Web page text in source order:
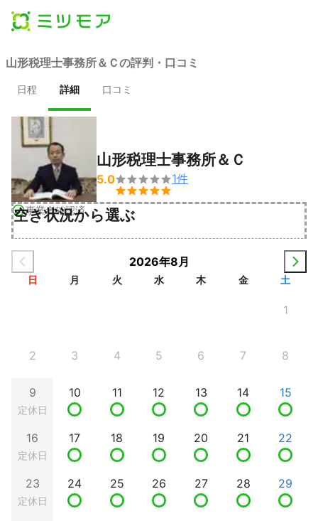
山形税理士事務所＆Ｃの評判・口コミ
日程 詳細 口コミ
事業者確認済
山形税理士事務所＆Ｃ
5.0

1件
空き状況から選ぶ
2026年8月
日 月 火 水 木 金 土
1
2 3 4 5 6 7 8
9
定休日
10 11 12 13 14 15
16
定休日
17 18 19 20 21 22
23
定休日
24 25 26 27 28 29